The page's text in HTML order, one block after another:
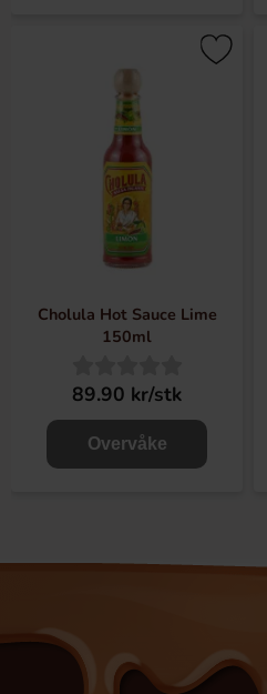
Cholula Hot Sauce Lime
150ml
89.90 kr/stk
Overvåke